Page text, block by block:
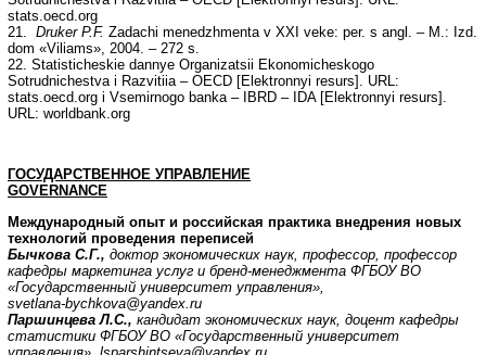
stats.oecd.org
21. Druker P.F. Zadachi menedzhmenta v XXI veke: per. s angl. – M.: Izd.
dom «Viliams», 2004. – 272 s.
22. Statisticheskie dannye Organizatsii Ekonomicheskogo
Sotrudnichestva i Razvitiia – OECD [Elektronnyi resurs]. URL:
stats.oecd.org i Vsemirnogo banka – IBRD – IDA [Elektronnyi resurs].
URL: worldbank.org
ГОСУДАРСТВЕННОЕ УПРАВЛЕНИЕ
GOVERNANCE
Международный опыт и российская практика внедрения новых
технологий проведения переписей
Бычкова С.Г., доктор экономических наук, профессор, профессор
кафедры маркетинга услуг и бренд-менеджмента ФГБОУ ВО
«Государственный университет управления»,
svetlana-bychkova@yandex ru
Паршинцева Л.С., кандидат экономических наук, доцент кафедры
статистики ФГБОУ ВО «Государственный университет